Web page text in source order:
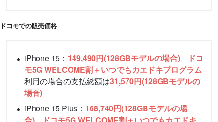
ドコモでの販売価格
iPhone 15： 149,490円(128GBモデルの場合)、
ドコ
モ5G WELCOME割＋いつでもカエドキプログラム
利用の場合の支払総額は31,570円(128GBモデルの
場合)
iPhone 15 Plus： 168,740円(128GBモデルの場
合)、
ドコモ5G WELCOME割＋いつでもカエドキ